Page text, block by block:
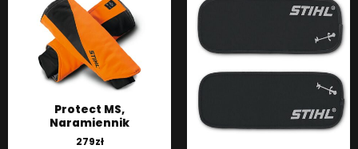
Protect MS,
Naramiennik
279zł